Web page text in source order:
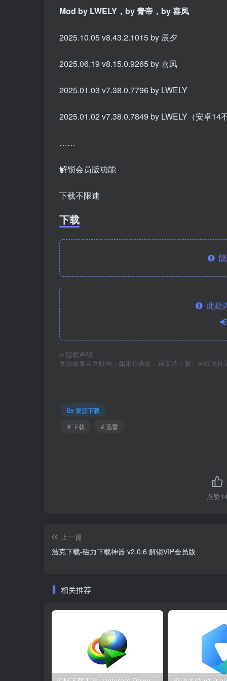
Mod by LWELY，by 青帝，by 喜凤
2025.10.05 v8.43.2.1015 by 辰夕
2025.06.19 v8.15.0.9265 by 喜凤
2025.01.03 v7.38.0.7796 by LWELY
2025.01.02 v7.38.0.7849 by LWELY（安卓14
……
解锁会员版功能
下载不限速
下载
此处
© 版权声明
资源收集自互联网，如果你喜欢，请支持正版。未经允许
资源下载
# 下载
# 迅雷
点赞
上一篇
浩克下载-磁力下载神器 v2.0.6 解锁VIP会员版
相关推荐